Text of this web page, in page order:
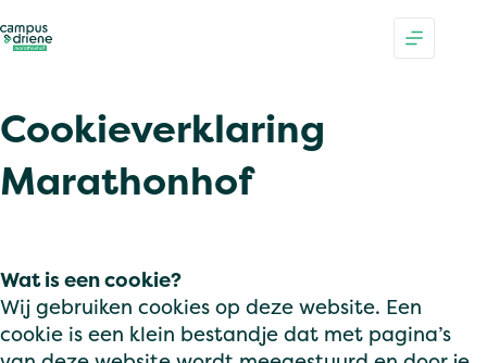
naar
de
Cookieverklaring
Marathonhof
Wat is een cookie?
Wij gebruiken cookies op deze website. Een
cookie is een klein bestandje dat met pagina’s